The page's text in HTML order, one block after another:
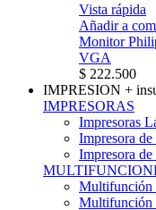
Vista rápida
Añadir a
Monitor
VGA
$ 222.500
IMPRESION +
IMPRESORAS
Impresoras
Impresora de
Impresora
Multifunción
Multifunción